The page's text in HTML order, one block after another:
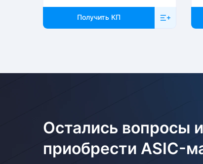
Получить КП
Остались вопросы
приобрести ASIC-